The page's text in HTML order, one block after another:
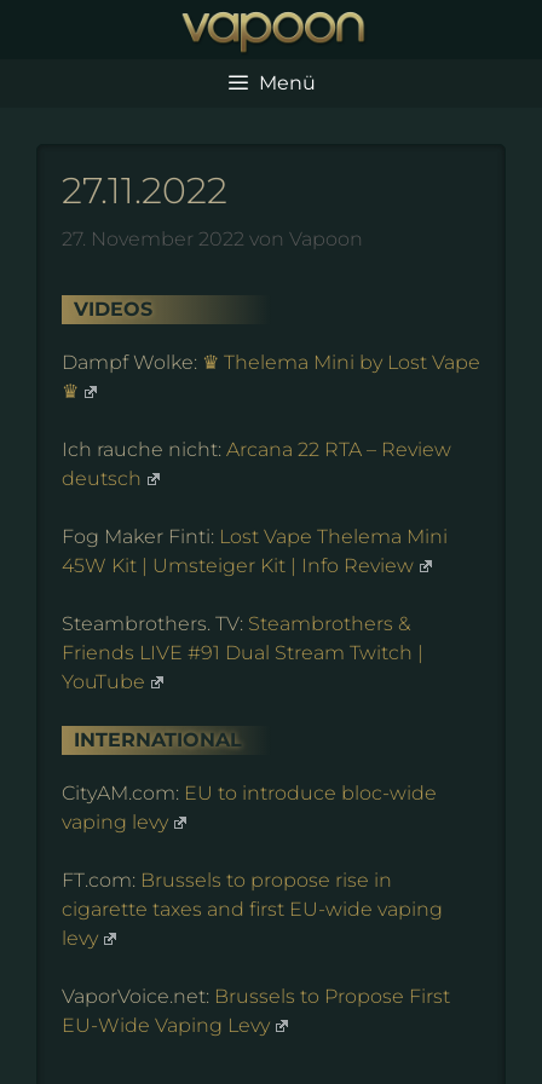
Menü
27.11.2022
27. November 2022 von Vapoon
VIDEOS
Dampf Wolke: ♛ Thelema Mini by Lost Vape
♛
Ich rauche nicht: Arcana 22 RTA – Review
deutsch
Fog Maker Finti: Lost Vape Thelema Mini
45W Kit | Umsteiger Kit | Info Review
Steambrothers. TV: Steambrothers &
Friends LIVE #91 Dual Stream Twitch |
YouTube
INTERNATIONAL
CityAM.com: EU to introduce bloc-wide
vaping levy
FT.com: Brussels to propose rise in
cigarette taxes and first EU-wide vaping
levy
VaporVoice.net: Brussels to Propose First
EU-Wide Vaping Levy